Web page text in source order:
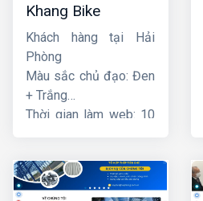
Khang Bike
Khách hàng tại Hải
Phòng
Màu sắc chủ đạo: Đen
+ Trắng
Thời gian làm web: 10